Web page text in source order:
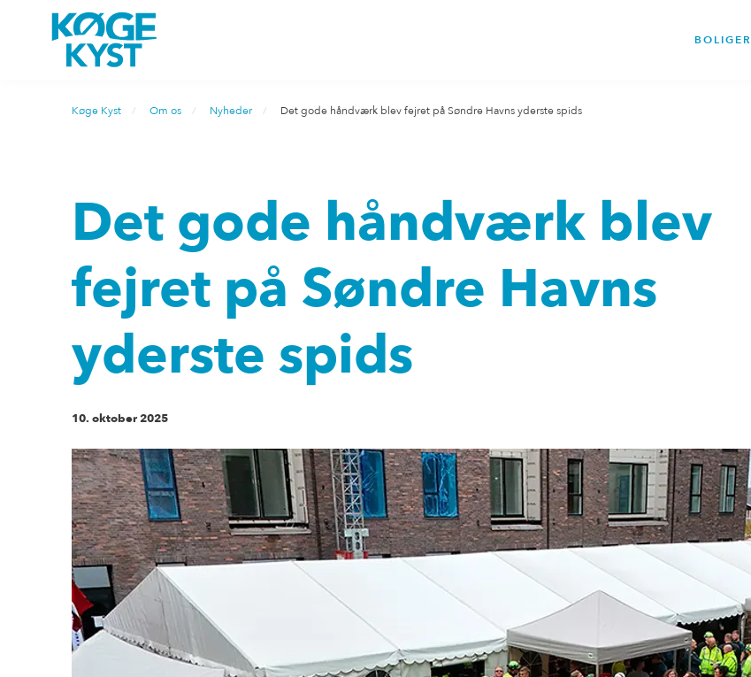
BOLIGER
Køge Kyst Om os Nyheder Det gode håndværk blev fejret på Søndre Havns yderste spids
Det gode håndværk blev
fejret på Søndre Havns
yderste spids
10. oktober 2025